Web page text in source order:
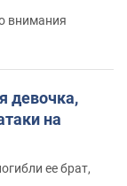
внимания
девочка,
на
ее брат,